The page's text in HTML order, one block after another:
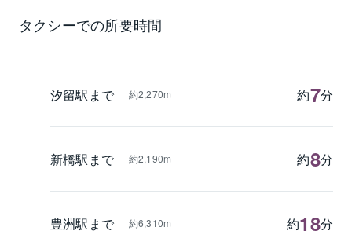
タクシーでの所要時間
汐留駅まで 約2,270m 約7分
新橋駅まで 約2,190m 約8分
豊洲駅まで 約6,310m 約18分